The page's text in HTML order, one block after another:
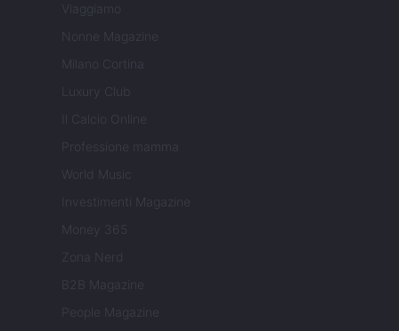
Viaggiamo
Nonne Magazine
Milano Cortina
Luxury Club
Il Calcio Online
Professione mamma
World Music
Investimenti Magazine
Money 365
Zona Nerd
B2B Magazine
People Magazine